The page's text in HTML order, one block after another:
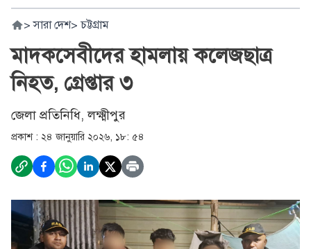
> সারা দেশ> চট্টগ্রাম
মাদকসেবীদের হামলায় কলেজছাত্র
নিহত, গ্রেপ্তার ৩
জেলা প্রতিনিধি, লক্ষ্মীপুর
প্রকাশ : ২৪ জানুয়ারি ২০২৬, ১৮: ৫৪